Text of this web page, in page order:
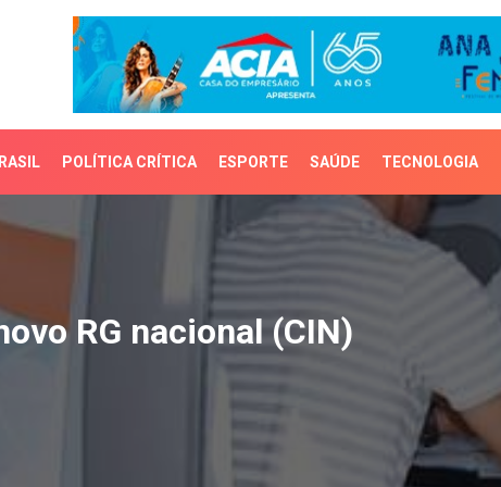
POLÍTICA CRÍTICA ESPORTE SAÚDE TECNOLOGIA
RG nacional (CIN)
RG nacional (CIN)